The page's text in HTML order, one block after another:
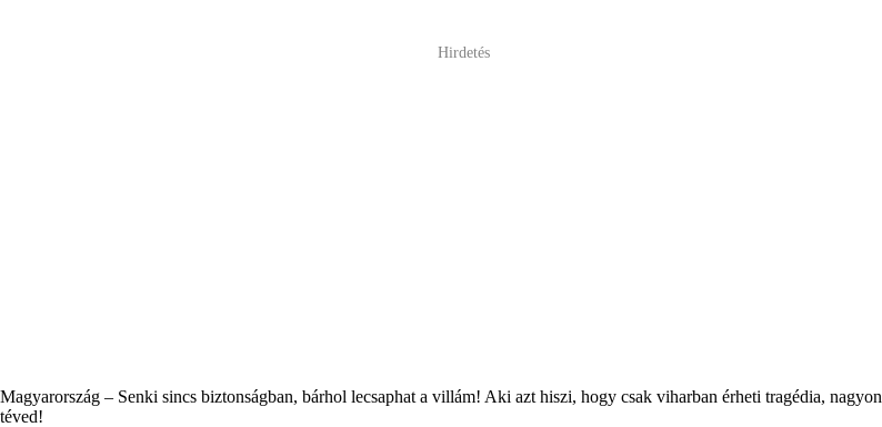
Hirdetés
Magyarország – Senki sincs biztonságban, bárhol lecsaphat a villám! Aki azt hiszi, hogy csak viharban érheti tragédia, nagyon
téved!